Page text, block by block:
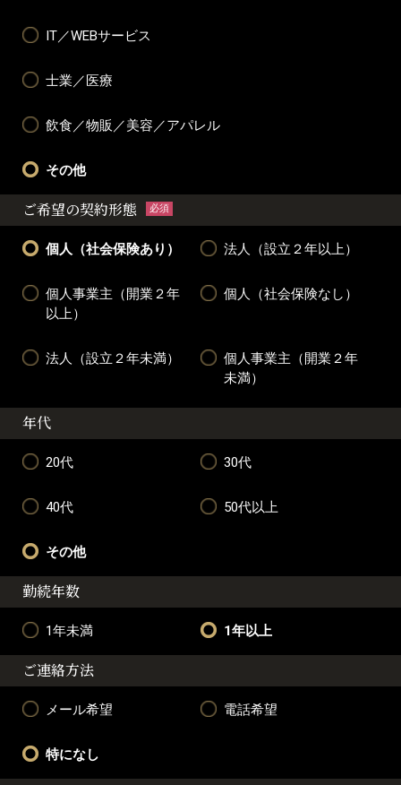
IT／WEBサービス
士業／医療
飲食／物販／美容／アパレル
その他
ご希望の契約形態 必須
個人（社会保険あり） 法人（設立２年以上）
個人事業主（開業２年
以上）
個人（社会保険なし）
法人（設立２年未満）
個人事業主（開業２年
未満）
年代
20代 30代
40代 50代以上
その他
勤続年数
1年未満 1年以上
ご連絡方法
メール希望 電話希望
特になし